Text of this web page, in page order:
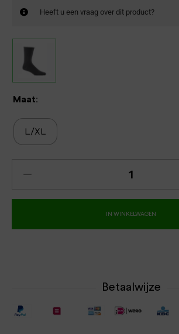
Heeft u een vraag over dit product?
Maat:
L/XL
IN WINKELWAGEN
Betaalwijze